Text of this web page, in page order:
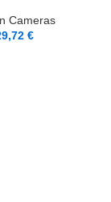
Cameras
€